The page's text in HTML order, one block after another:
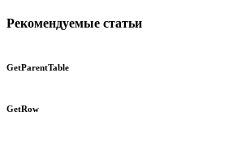
Рекомендуемые статьи
GetParentTable
GetRow